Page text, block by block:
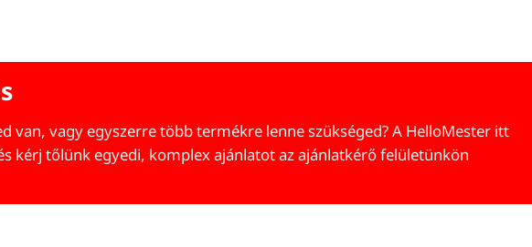
van, vagy egyszerre több termékre lenne szükséged? A HelloMester itt
kérj tőlünk egyedi, komplex ajánlatot az ajánlatkérő felületünkön